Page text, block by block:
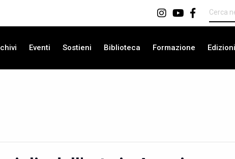
Eventi Sostieni Biblioteca Formazione